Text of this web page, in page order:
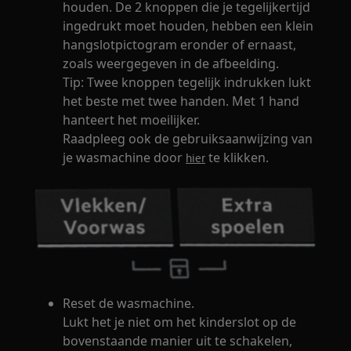
houden. De 2 knoppen die je tegelijkertijd
ingedrukt moet houden, hebben een klein
hangslotpictogram eronder of ernaast,
zoals weergegeven in de afbeelding.
Tip: Twee knoppen tegelijk indrukken lukt
het beste met twee handen. Met 1 hand
hanteert het moeilijker.
Raadpleeg ook de gebruiksaanwijzing van
je wasmachine door hier te klikken.
Reset de wasmachine.
Lukt het je niet om het kinderslot op de
bovenstaande manier uit te schakelen,